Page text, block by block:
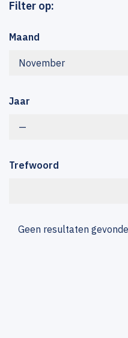
Filter op:
Maand
November
Jaar
—
Trefwoord
Geen resultaten